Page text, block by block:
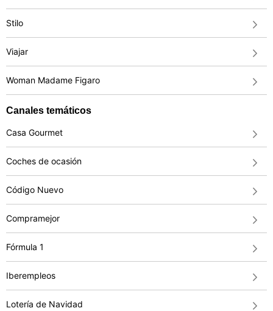
Stilo
Viajar
Woman Madame Figaro
Canales temáticos
Casa Gourmet
Coches de ocasión
Código Nuevo
Compramejor
Fórmula 1
Iberempleos
Lotería de Navidad